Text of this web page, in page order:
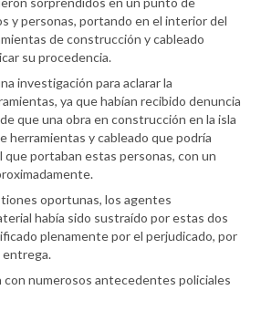
y personas, portando en el interior del
de construcción y cableado
su procedencia.
investigación para aclarar la
ya que habían recibido denuncia
que una obra en construcción en la isla
herramientas y cableado que podría
que portaban estas personas, con un
oportunas, los agentes
había sido sustraído por estas dos
plenamente por el perjudicado, por
entrega.
numerosos antecedentes policiales